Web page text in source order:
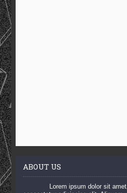
ABOUT US
Lorem ipsum dolor sit amet,